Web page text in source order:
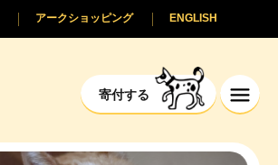
寄付する
ENGLISH
アークショッピング